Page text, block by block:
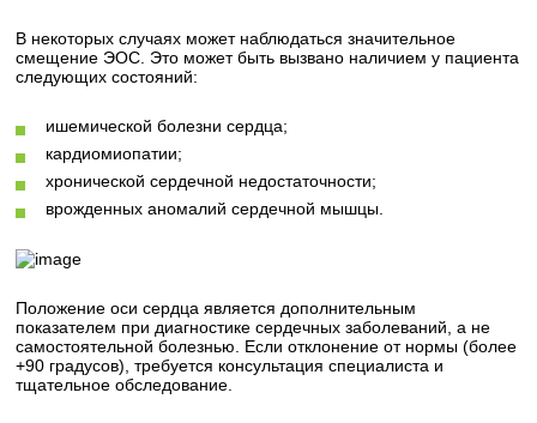
В некоторых случаях может наблюдаться значительное
смещение ЭОС. Это может быть вызвано наличием у пациента
следующих состояний:
ишемической болезни сердца;
кардиомиопатии;
хронической сердечной недостаточности;
врожденных аномалий сердечной мышцы.
Положение оси сердца является дополнительным
показателем при диагностике сердечных заболеваний, а не
самостоятельной болезнью. Если отклонение от нормы (более
+90 градусов), требуется консультация специалиста и
тщательное обследование.